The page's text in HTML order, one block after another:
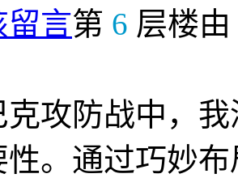
留言第 6 层楼由
克攻防战中，
性。通过巧妙